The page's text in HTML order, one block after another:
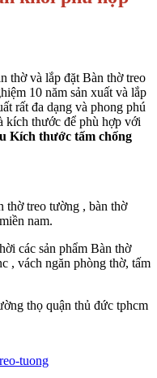
thờ và lắp đặt Bàn thờ treo
10 năm sản xuất và lắp
rất đa dạng và phong phú
kích thước để phù hợp với
Kích thước tấm chống
thờ treo tường , bàn thờ
nam.
các sản phẩm Bàn thờ
, vách ngăn phòng thờ, tấm
thọ quận thủ đức tphcm
tuong